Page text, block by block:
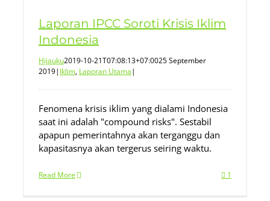
Laporan IPCC Soroti Krisis Iklim
Indonesia
Hijauku2019-10-21T07:08:13+07:0025 September
2019| Iklim, Laporan Utama|
Fenomena krisis iklim yang dialami Indonesia
saat ini adalah "compound risks". Sestabil
apapun pemerintahnya akan terganggu dan
kapasitasnya akan tergerus seiring waktu.
Read More 1